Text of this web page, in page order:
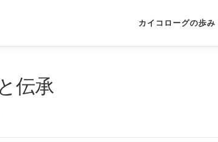
カイコローグの歩み
伝承